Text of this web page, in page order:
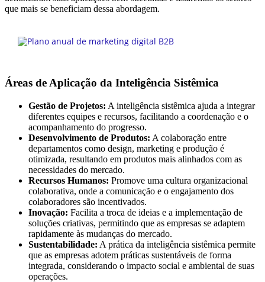
que mais se beneficiam dessa abordagem.
Áreas de Aplicação da Inteligência Sistêmica
Gestão de Projetos: A inteligência sistêmica ajuda a integrar
diferentes equipes e recursos, facilitando a coordenação e o
acompanhamento do progresso.
Desenvolvimento de Produtos: A colaboração entre
departamentos como design, marketing e produção é
otimizada, resultando em produtos mais alinhados com as
necessidades do mercado.
Recursos Humanos: Promove uma cultura organizacional
colaborativa, onde a comunicação e o engajamento dos
colaboradores são incentivados.
Inovação: Facilita a troca de ideias e a implementação de
soluções criativas, permitindo que as empresas se adaptem
rapidamente às mudanças do mercado.
Sustentabilidade: A prática da inteligência sistêmica permite
que as empresas adotem práticas sustentáveis de forma
integrada, considerando o impacto social e ambiental de suas
operações.